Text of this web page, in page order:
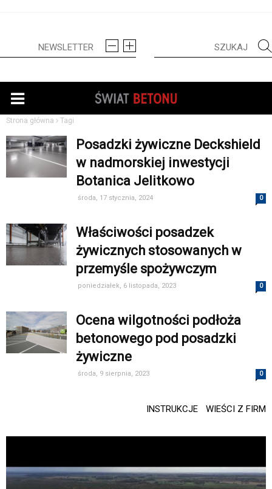
Strona główna Tagi
Posadzki żywiczne Deckshield
w nadmorskiej inwestycji
Botanica Jelitkowo
środa, 17 stycznia, 2024 0
Właściwości posadzek
żywicznych stosowanych w
przemyśle spożywczym
poniedziałek, 6 listopada, 2023 0
Ocena wilgotności podłoża
betonowego pod posadzki
żywiczne
środa, 9 sierpnia, 2023 0
INSTRUKCJE WIEŚCI Z FIRM